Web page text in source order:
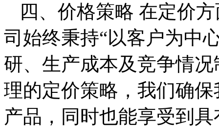
四、价格策略 在定价
司始终秉持“以客户为中
研、生产成本及竞争情
理的定价策略，我们确
产品，同时也能享受到